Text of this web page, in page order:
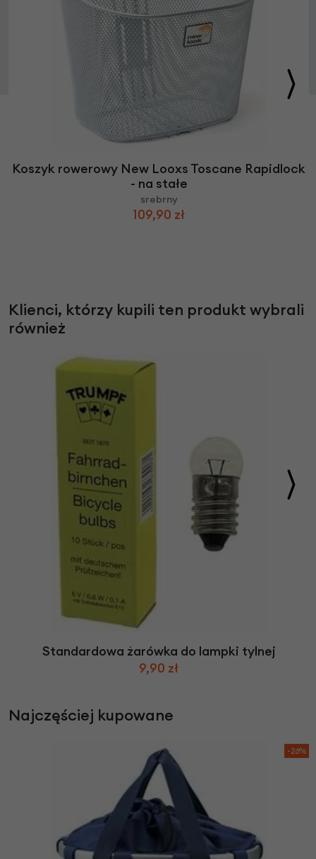
Koszyk rowerowy New Looxs Toscane Rapidlock
- na stałe
srebrny
109,90 zł
Klienci, którzy kupili ten produkt wybrali
również
Standardowa żarówka do lampki tylnej
9,90 zł
Najczęściej kupowane
-26%